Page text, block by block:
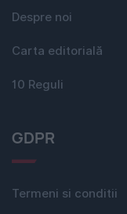
Despre noi
Carta editorială
10 Reguli
GDPR
Termeni si conditii